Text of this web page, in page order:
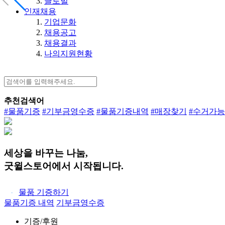
인재채용
기업문화
채용공고
채용결과
나의지원현황
추천검색어
#물품기증 #기부금영수증 #물품기증내역 #매장찾기 #수거가
세상을 바꾸는 나눔,
굿윌스토어에서 시작됩니다.
물품 기증하기
물품기증 내역 기부금영수증
기증/후원